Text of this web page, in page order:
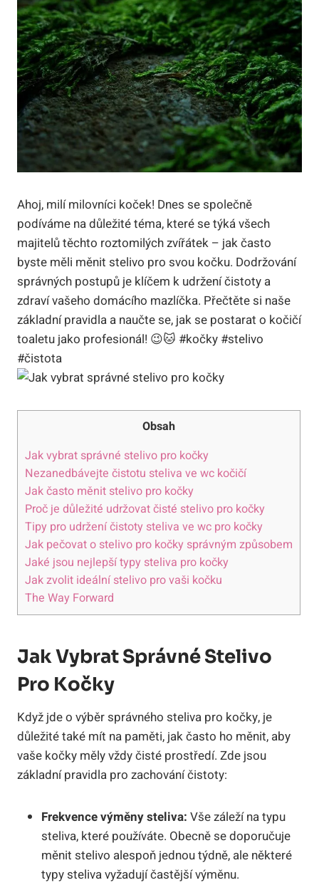
Ahoj, milí milovníci koček! Dnes se společně
podíváme na důležité​ téma, které se týká⁢ všech
majitelů těchto roztomilých⁤ zvířátek – jak často‍
byste měli měnit stelivo pro svou​ kočku. Dodržování
správných postupů je ‌klíčem⁢ k udržení čistoty a
zdraví vašeho domácího mazlíčka. Přečtěte si naše
základní pravidla ‍a naučte se, jak​ se postarat o kočičí
toaletu ‌jako profesionál! 😉🐱⁢ #kočky #stelivo
#čistota
Obsah
Jak​ vybrat správné ⁤stelivo pro kočky
Nezanedbávejte čistotu steliva ve ⁣wc kočičí
Jak ‍často měnit stelivo pro kočky
Proč ⁤je důležité udržovat čisté stelivo pro kočky
Tipy⁤ pro udržení‍ čistoty steliva ve wc⁢ pro kočky
Jak pečovat o stelivo pro kočky správným ⁤způsobem
Jaké jsou ⁣nejlepší typy steliva pro kočky
Jak zvolit ideální​ stelivo pro vaši kočku
The Way Forward
Jak​ Vybrat Správné ⁤stelivo
Pro Kočky
Když ‍jde o výběr správného ​steliva pro kočky, ⁣je
důležité ‌také ‌mít na paměti, jak často‍ ho měnit, aby
vaše kočky ⁤měly vždy čisté prostředí. Zde jsou
základní pravidla ⁢pro zachování čistoty:
Frekvence výměny steliva: Vše záleží‍ na typu
steliva, které používáte.⁣ Obecně⁤ se doporučuje
měnit stelivo alespoň jednou týdně, ale ⁢některé
typy‍ steliva vyžadují častější výměnu.